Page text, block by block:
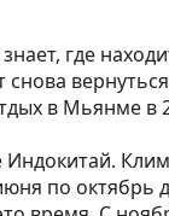
где
в Мьянме в
по октябрь